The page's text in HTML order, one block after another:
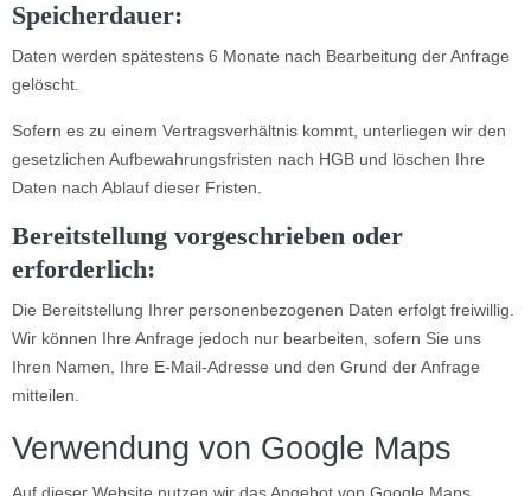
Speicherdauer:
Daten werden spätestens 6 Monate nach Bearbeitung der Anfrage
gelöscht.
Sofern es zu einem Vertragsverhältnis kommt, unterliegen wir den
gesetzlichen Aufbewahrungsfristen nach HGB und löschen Ihre
Daten nach Ablauf dieser Fristen.
Bereitstellung vorgeschrieben oder
erforderlich:
Die Bereitstellung Ihrer personenbezogenen Daten erfolgt freiwillig.
Wir können Ihre Anfrage jedoch nur bearbeiten, sofern Sie uns
Ihren Namen, Ihre E-Mail-Adresse und den Grund der Anfrage
mitteilen.
Verwendung von Google Maps